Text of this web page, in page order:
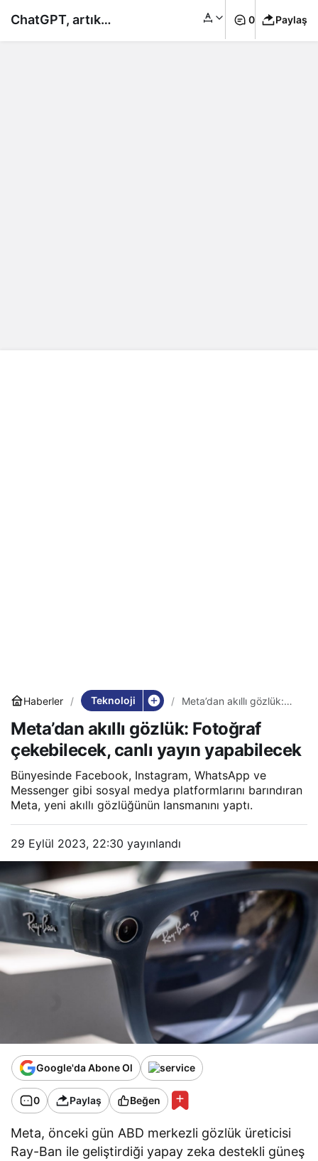
Haberler Teknoloji
Meta’dan akıllı gözlük:
canlı yayın yapabilecek
Meta’dan akıllı gözlük: Fotoğraf
çekebilecek, canlı yayın yapabilecek
Bünyesinde Facebook, Instagram, WhatsApp ve
Messenger gibi sosyal medya platformlarını barındıran
Meta, yeni akıllı gözlüğünün lansmanını yaptı.
29 Eylül 2023, 22:30 yayınlandı
Google'da Abone Ol
0 Paylaş Beğen
Meta, önceki gün ABD merkezli gözlük üreticisi
Ray-Ban ile geliştirdiği yapay zeka destekli güneş
ChatGPT, artık 0 Paylaş